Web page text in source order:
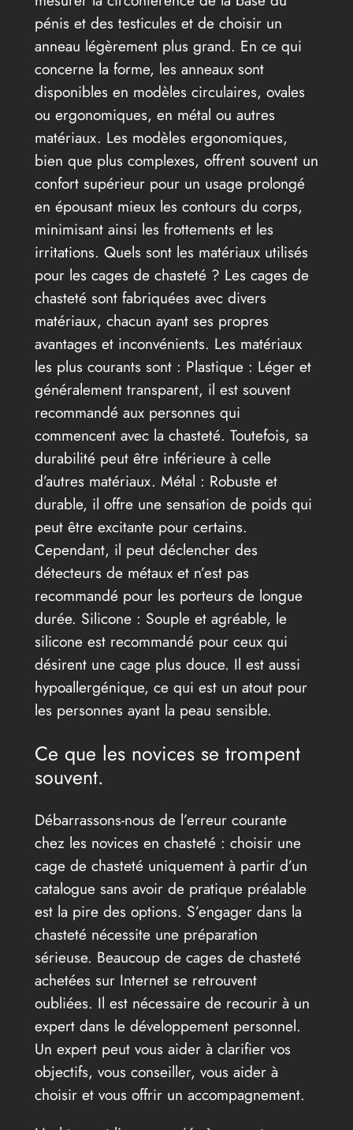
pénis et des testicules et de choisir un
anneau légèrement plus grand. En ce qui
concerne la forme, les anneaux sont
disponibles en modèles circulaires, ovales
ou ergonomiques, en métal ou autres
matériaux. Les modèles ergonomiques,
bien que plus complexes, offrent souvent un
confort supérieur pour un usage prolongé
en épousant mieux les contours du corps,
minimisant ainsi les frottements et les
irritations. Quels sont les matériaux utilisés
pour les cages de chasteté ? Les cages de
chasteté sont fabriquées avec divers
matériaux, chacun ayant ses propres
avantages et inconvénients. Les matériaux
les plus courants sont : Plastique : Léger et
généralement transparent, il est souvent
recommandé aux personnes qui
commencent avec la chasteté. Toutefois, sa
durabilité peut être inférieure à celle
d’autres matériaux. Métal : Robuste et
durable, il offre une sensation de poids qui
peut être excitante pour certains.
Cependant, il peut déclencher des
détecteurs de métaux et n’est pas
recommandé pour les porteurs de longue
durée. Silicone : Souple et agréable, le
silicone est recommandé pour ceux qui
désirent une cage plus douce. Il est aussi
hypoallergénique, ce qui est un atout pour
les personnes ayant la peau sensible.
Ce que les novices se trompent
souvent.
Débarrassons-nous de l’erreur courante
chez les novices en chasteté : choisir une
cage de chasteté uniquement à partir d’un
catalogue sans avoir de pratique préalable
est la pire des options. S’engager dans la
chasteté nécessite une préparation
sérieuse. Beaucoup de cages de chasteté
achetées sur Internet se retrouvent
oubliées. Il est nécessaire de recourir à un
expert dans le développement personnel.
Un expert peut vous aider à clarifier vos
objectifs, vous conseiller, vous aider à
choisir et vous offrir un accompagnement.